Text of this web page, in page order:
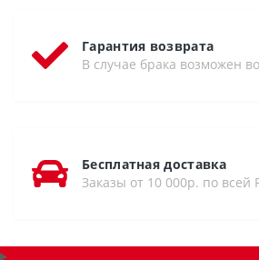
Гарантия возврата
В случае брака возможен
Бесплатная доставка
Заказы от 10 000р. по всей